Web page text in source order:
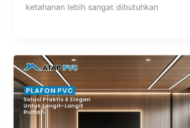
ketahanan lebih sangat dibutuhkan